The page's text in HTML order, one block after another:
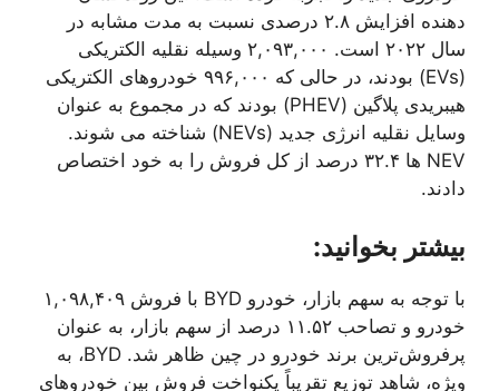
دهنده افزایش ۲.۸ درصدی نسبت به مدت مشابه در
سال ۲۰۲۲ است. ۲,۰۹۳,۰۰۰ وسیله نقلیه الکتریکی
(EVs) بودند، در حالی که ۹۹۶,۰۰۰ خودروهای الکتریکی
هیبریدی پلاگین (PHEV) بودند که در مجموع به عنوان
وسایل نقلیه انرژی جدید (NEVs) شناخته می شوند.
NEV ها ۳۲.۴ درصد از کل فروش را به خود اختصاص
دادند.
بیشتر بخوانید:
با توجه به سهم بازار، خودرو BYD با فروش ۱,۰۹۸,۴۰۹
خودرو و تصاحب ۱۱.۵۲ درصد از سهم بازار، به عنوان
پرفروش‌ترین برند خودرو در چین ظاهر شد. BYD، به
ویژه، شاهد توزیع تقریباً یکنواخت فروش بین خودروهای